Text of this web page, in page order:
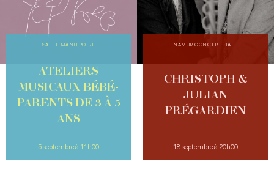
SALLE MANU POIRÉ
ATELIERS
MUSICAUX BÉBÉ-
PARENTS DE 3 À 5
ANS
5 septembre à 11h00
NAMUR CONCERT HALL
CHRISTOPH &
JULIAN
PRÉGARDIEN
18 septembre à 20h00